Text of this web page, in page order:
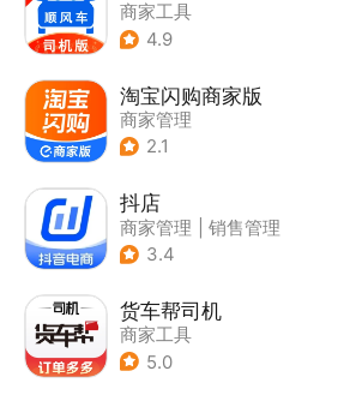
商家工具
4.9
淘宝闪购商家版
商家管理
2.1
抖店
商家管理
销售管理
3.4
货车帮司机
商家工具
5.0